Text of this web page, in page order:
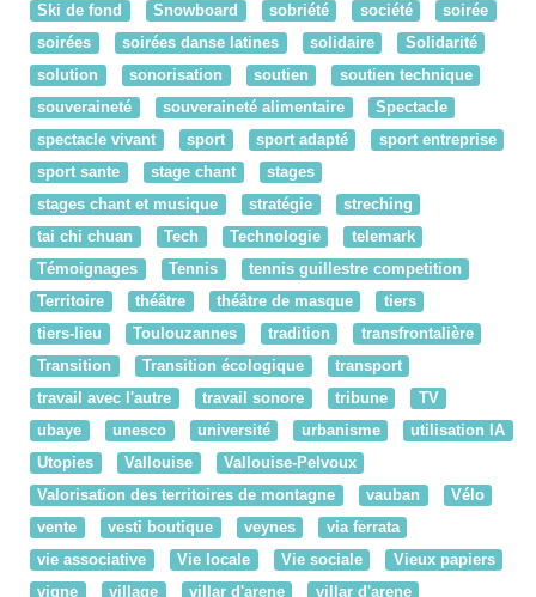
Ski de fond
Snowboard sobriété société
soirée
soirées
soirées danse latines solidaire
Solidarité
solution
sonorisation soutien
soutien technique
souveraineté
souveraineté alimentaire
Spectacle
spectacle vivant
sport sport adapté
sport entreprise
sport sante
stage chant
stages
stages chant et musique
stratégie
streching
tai chi chuan
Tech Technologie
telemark
Témoignages
Tennis
tennis guillestre competition
Territoire
théâtre théâtre de masque
tiers
tiers-lieu
Toulouzannes tradition
transfrontalière
Transition
Transition écologique
transport
travail avec l'autre
travail sonore tribune
TV
ubaye
unesco université urbanisme
utilisation IA
Utopies
Vallouise
Vallouise-Pelvoux
Valorisation des territoires de montagne
vauban
Vélo
vente
vesti boutique veynes
via ferrata
vie associative
Vie locale Vie sociale
Vieux papiers
vigne
village villar d'arene
villar d'arene